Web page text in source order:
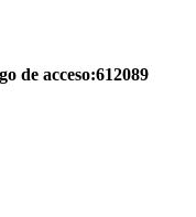
de acceso:612089